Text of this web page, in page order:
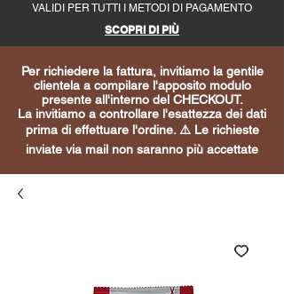
VALIDI PER TUTTI I METODI DI PAGAMENTO
SCOPRI DI PIÙ
Per richiedere la fattura, invitiamo la gentile
clientela a compilare l'apposito modulo
presente all'interno del CHECKOUT.
La invitiamo a controllare l'esattezza dei dati
prima di effettuare l'ordine. ⚠️ Le richieste
inviate via mail non saranno più accettate